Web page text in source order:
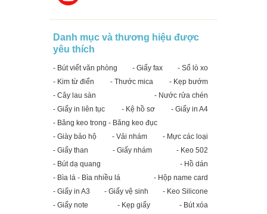
Danh mục và thương hiệu được
yêu thích
- Bút viết văn phòng - Giấy fax
- Sổ lò xo
- Kim từ điển
- Thước mica
- Kẹp bướm
- Cây lau sàn
- Nước rửa chén
- Giấy in liên tục
- Kệ hồ sơ
- Giấy in A4
- Băng keo trong - Băng keo đục
- Giày bảo hộ
- Vải nhám
- Mực các loại
- Giấy than
- Giấy nhám
- Keo 502
- Bút dạ quang
- Hồ dán
- Bìa lá - Bìa nhiều lá
- Hộp name card
- Giấy in A3
- Giấy vệ sinh
- Keo Silicone
- Giấy note
- Kẹp giấy
- Bút xóa